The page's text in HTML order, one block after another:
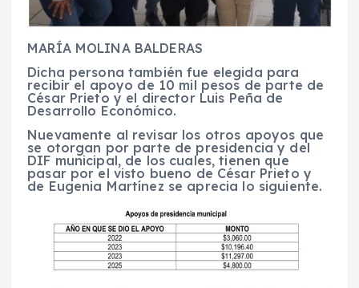
MARÍA MOLINA BALDERAS
Dicha persona también fue elegida para
recibir el apoyo de 10 mil pesos de parte de
César Prieto y el director Luis Peña de
Desarrollo Económico.
Nuevamente al revisar los otros apoyos que
se otorgan por parte de presidencia y del
DIF municipal, de los cuales, tienen que
pasar por el visto bueno de César Prieto y
de Eugenia Martínez se aprecia lo siguiente.